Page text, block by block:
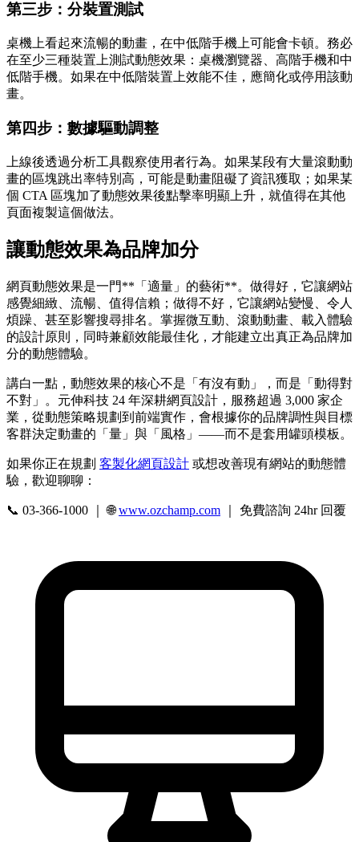
第三步：分裝置測試
桌機上看起來流暢的動畫，在中低階手機上可能會卡頓。務必
在至少三種裝置上測試動態效果：桌機瀏覽器、高階手機和中
低階手機。如果在中低階裝置上效能不佳，應簡化或停用該動
畫。
第四步：數據驅動調整
上線後透過分析工具觀察使用者行為。如果某段有大量滾動動
畫的區塊跳出率特別高，可能是動畫阻礙了資訊獲取；如果某
個 CTA 區塊加了動態效果後點擊率明顯上升，就值得在其他
頁面複製這個做法。
讓動態效果為品牌加分
網頁動態效果是一門**「適量」的藝術**。做得好，它讓網站
感覺細緻、流暢、值得信賴；做得不好，它讓網站變慢、令人
煩躁、甚至影響搜尋排名。掌握微互動、滾動動畫、載入體驗
的設計原則，同時兼顧效能最佳化，才能建立出真正為品牌加
分的動態體驗。
講白一點，動態效果的核心不是「有沒有動」，而是「動得對
不對」。元伸科技 24 年深耕網頁設計，服務超過 3,000 家企
業，從動態策略規劃到前端實作，會根據你的品牌調性與目標
客群決定動畫的「量」與「風格」——而不是套用罐頭模板。
如果你正在規劃 客製化網頁設計 或想改善現有網站的動態體
驗，歡迎聊聊：
📞 03-366-1000 ｜ 🌐www.ozchamp.com ｜ 免費諮詢 24hr 回覆